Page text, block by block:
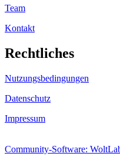
Team
Kontakt
Rechtliches
Nutzungsbedingungen
Datenschutz
Impressum
Community-Software: